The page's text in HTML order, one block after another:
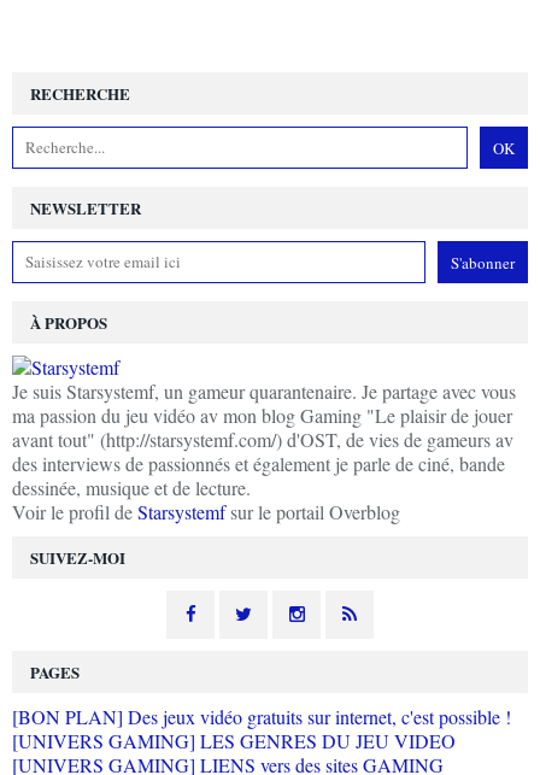
NEWSLETTER
SUIVEZ-MOI
RECHERCHE
À PROPOS
Je suis Starsystemf, un gameur quarantenaire. Je partage avec vous
ma passion du jeu vidéo av mon blog Gaming "Le plaisir de jouer
avant tout" (http://starsystemf.com/) d'OST, de vies de gameurs av
des interviews de passionnés et également je parle de ciné, bande
dessinée, musique et de lecture.
Voir le profil deStarsystemfsur le portail Overblog
PAGES
[BON PLAN] Des jeux vidéo gratuits sur internet, c'est possible !
[UNIVERS GAMING] LES GENRES DU JEU VIDEO
[UNIVERS GAMING] LIENS vers des sites GAMING